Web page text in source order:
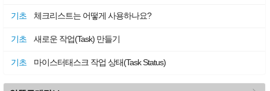
기초 체크리스트는 어떻게 사용하나요?
기초 새로운 작업(Task) 만들기
기초 마이스터태스크 작업 상태(Task Status)